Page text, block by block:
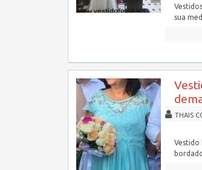
sua
THAIS
Vestido